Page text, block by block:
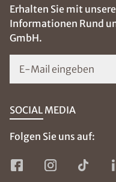
Erhalten Sie mit
Informationen Rund
GmbH.
E-Mail eingeben
SOCIAL MEDIA
Folgen Sie uns auf: